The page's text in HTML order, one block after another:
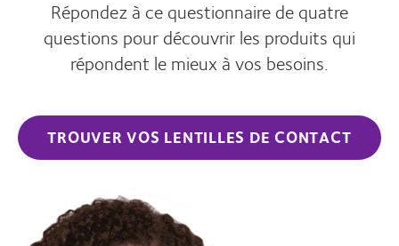
Répondez à ce questionnaire de quatre
questions pour découvrir les produits qui
répondent le mieux à vos besoins.
TROUVER VOS LENTILLES DE CONTACT